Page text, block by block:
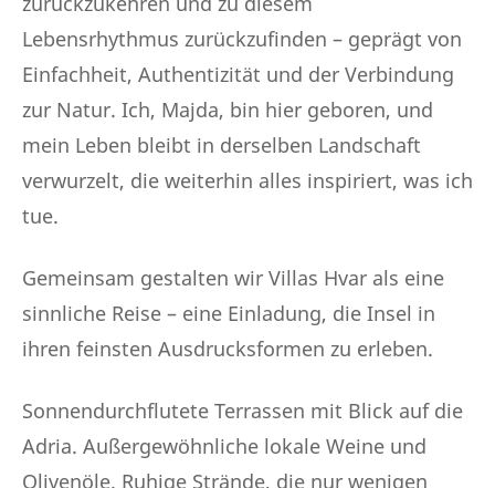
Lebensrhythmus zurückzufinden – geprägt von
Einfachheit, Authentizität und der Verbindung
zur Natur. Ich, Majda, bin hier geboren, und
mein Leben bleibt in derselben Landschaft
verwurzelt, die weiterhin alles inspiriert, was ich
tue.
Gemeinsam gestalten wir Villas Hvar als eine
sinnliche Reise – eine Einladung, die Insel in
ihren feinsten Ausdrucksformen zu erleben.
Sonnendurchflutete Terrassen mit Blick auf die
Adria. Außergewöhnliche lokale Weine und
Olivenöle. Ruhige Strände, die nur wenigen